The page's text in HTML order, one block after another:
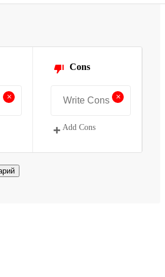
+
Cons
+
Add Cons